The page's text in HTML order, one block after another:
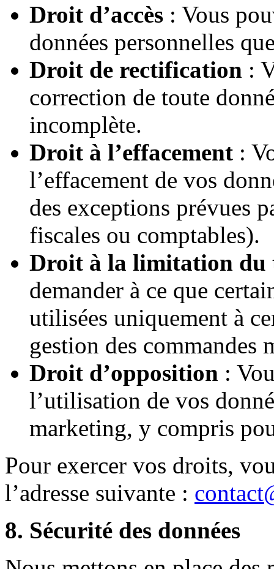
Droit d’accès : Vous
données personnelles
Droit de rectification :
correction de toute
incomplète.
Droit à l’effacement :
l’effacement de vos
des exceptions prévues
fiscales ou comptables).
Droit à la limitation du
demander à ce que
utilisées uniquement à
gestion des commandes
Droit d’opposition :
l’utilisation de vos
marketing, y compris
Pour exercer vos droits,
l’adresse suivante :
8. Sécurité des données